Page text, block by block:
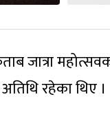
जात्रा
रहेका थिए ।